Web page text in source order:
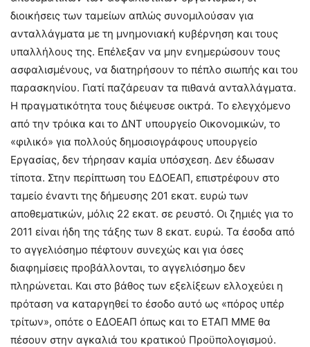
διοικήσεις των ταμείων απλώς συνομιλούσαν για
ανταλλάγματα με τη μνημονιακή κυβέρνηση και τους
υπαλλήλους της. Επέλεξαν να μην ενημερώσουν τους
ασφαλισμένους, να διατηρήσουν το πέπλο σιωπής και του
παρασκηνίου. Γιατί παζάρευαν τα πιθανά ανταλλάγματα.
Η πραγματικότητα τους διέψευσε οικτρά. Το ελεγχόμενο
από την τρόικα και το ΔΝΤ υπουργείο Οικονομικών, το
«φιλικό» για πολλούς δημοσιογράφους υπουργείο
Εργασίας, δεν τήρησαν καμία υπόσχεση. Δεν έδωσαν
τίποτα. Στην περίπτωση του ΕΔΟΕΑΠ, επιστρέφουν στο
ταμείο έναντι της δήμευσης 201 εκατ. ευρώ των
αποθεματικών, μόλις 22 εκατ. σε ρευστό. Οι ζημιές για το
2011 είναι ήδη της τάξης των 8 εκατ. ευρώ. Τα έσοδα από
το αγγελιόσημο πέφτουν συνεχώς και για όσες
διαφημίσεις προβάλλονται, το αγγελιόσημο δεν
πληρώνεται. Και στο βάθος των εξελίξεων ελλοχεύει η
πρόταση να καταργηθεί το έσοδο αυτό ως «πόρος υπέρ
τρίτων», οπότε ο ΕΔΟΕΑΠ όπως και το ΕΤΑΠ ΜΜΕ θα
πέσουν στην αγκαλιά του κρατικού Προϋπολογισμού.